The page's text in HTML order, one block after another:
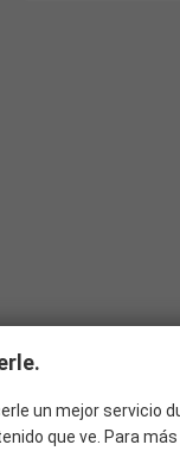
un mejor servicio
que ve. Para más